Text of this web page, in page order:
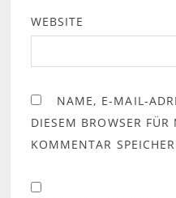
WEBSITE
NAME, E-MAIL-
DIESEM BROWSER
KOMMENTAR